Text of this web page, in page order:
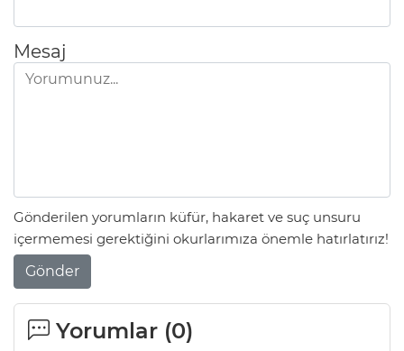
Mesaj
Gönderilen yorumların küfür, hakaret ve suç unsuru
içermemesi gerektiğini okurlarımıza önemle hatırlatırız!
Gönder
Yorumlar (0)